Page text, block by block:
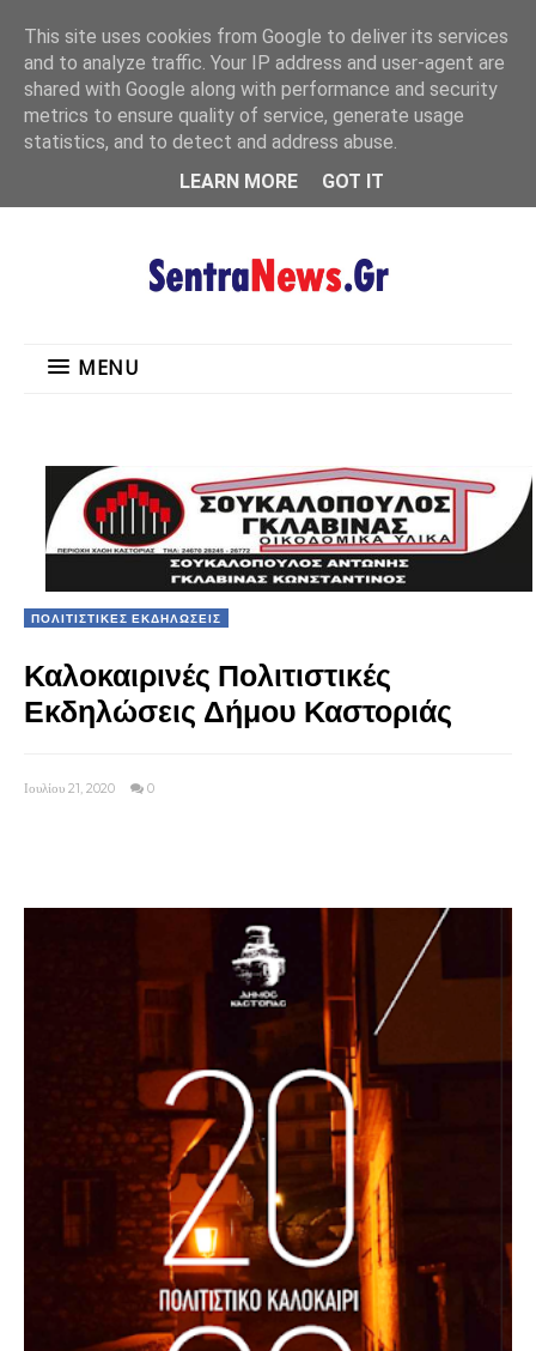
MENU
MENU
ΠΟΛΙΤΙΣΤΙΚΕΣ ΕΚΔΗΛΩΣΕΙΣ
Καλοκαιρινές Πολιτιστικές
Εκδηλώσεις Δήμου Καστοριάς
Ιουλίου 21, 2020 0
This site uses cookies from Google to deliver its services
and to analyze traffic. Your IP address and user-agent are
shared with Google along with performance and security
metrics to ensure quality of service, generate usage
statistics, and to detect and address abuse.
LEARN MORE
GOT IT